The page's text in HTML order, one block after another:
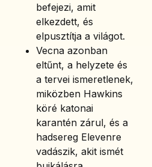
befejezi, amit
elkezdett, és
elpusztítja a világot.
Vecna azonban
eltűnt, a helyzete és
a tervei ismeretlenek,
miközben Hawkins
köré katonai
karantén zárul, és a
hadsereg Elevenre
vadászik, akit ismét